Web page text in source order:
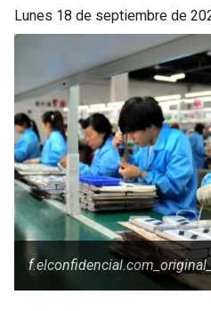
lunes 18 de septiembre de